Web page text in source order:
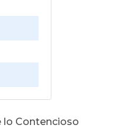
lo Contencioso